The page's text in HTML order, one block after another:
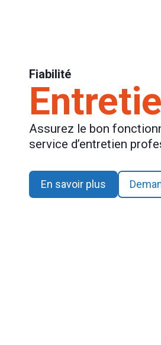
Fiabilité
Assurez le bon
service d’entretien
En savoir plus